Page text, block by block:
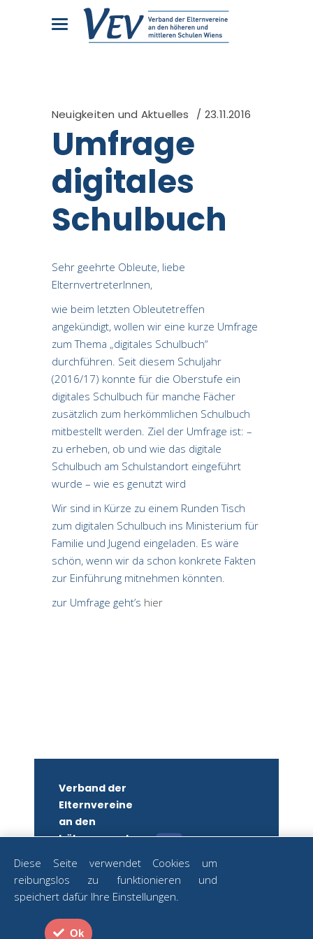
Neuigkeiten und Aktuelles 23.11.2016
Umfrage
digitales
Schulbuch
Sehr geehrte Obleute, liebe
ElternvertreterInnen,
wie beim letzten Obleutetreffen
angekündigt, wollen wir eine kurze Umfrage
zum Thema „digitales Schulbuch“
durchführen. Seit diesem Schuljahr
(2016/17) konnte für die Oberstufe ein
digitales Schulbuch für manche Fächer
zusätzlich zum herkömmlichen Schulbuch
mitbestellt werden. Ziel der Umfrage ist: –
zu erheben, ob und wie das digitale
Schulbuch am Schulstandort eingeführt
wurde – wie es genutzt wird
Wir sind in Kürze zu einem Runden Tisch
zum digitalen Schulbuch ins Ministerium für
Familie und Jugend eingeladen. Es wäre
schön, wenn wir da schon konkrete Fakten
zur Einführung mitnehmen könnten.
zur Umfrage geht’s hier
Verband der
Elternvereine
an den
höheren und
582879250
Diese Seite verwendet Cookies um
reibungslos zu funktionieren und
speichert dafür Ihre Einstellungen.
Ok